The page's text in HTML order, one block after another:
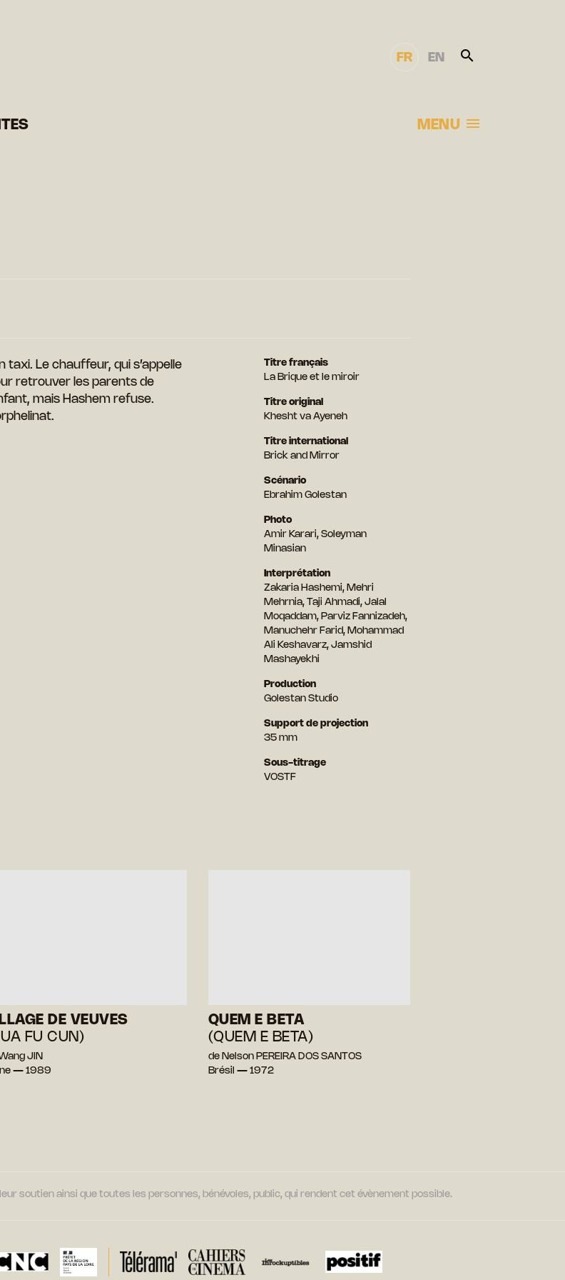
FR EN
MENU
Le chauffeur, qui s’appelle
retrouver les parents de
mais Hashem refuse.
Titre français
La Brique et le miroir
Titre original
Khesht va Ayeneh
Titre international
Brick and Mirror
Scénario
Ebrahim Golestan
Photo
Amir Karari, Soleyman
Minasian
Interprétation
Zakaria Hashemi, Mehri
Mehrnia, Taji Ahmadi, Jalal
Moqaddam, Parviz Fannizadeh,
Manuchehr Farid, Mohammad
Ali Keshavarz, Jamshid
Mashayekhi
Production
Golestan Studio
Support de projection
35 mm
Sous-titrage
VOSTF
DE VEUVES
FU CUN)
JIN
— 1989
QUEM E BETA
(QUEM E BETA)
de Nelson PEREIRA DOS SANTOS
Brésil — 1972
soutien ainsi que toutes les personnes, bénévoles, public, qui rendent cet évènement possible.